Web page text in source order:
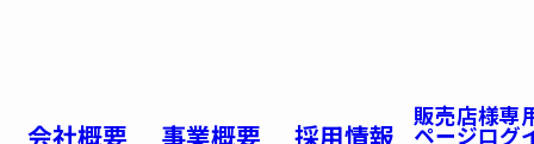
会社概要 事業概要 採用情報
販売店様専
ページログ